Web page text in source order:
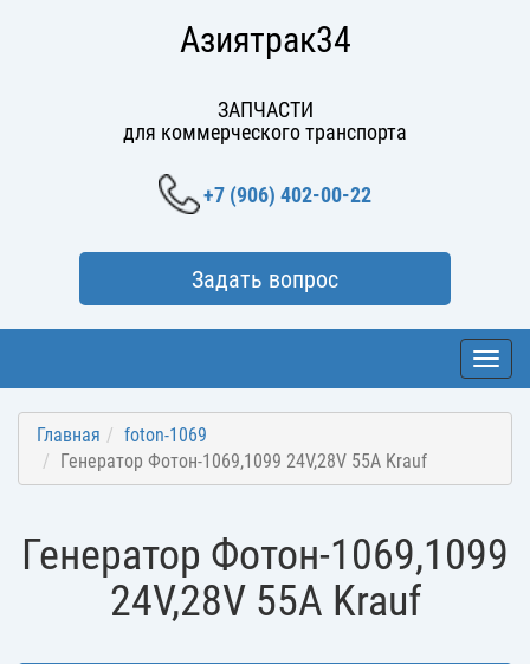
Азиятрак34
ЗАПЧАСТИ
для коммерческого транспорта
+7 (906) 402-00-22
Задать вопрос
Главная
foton-1069
Генератор Фотон-1069,1099 24V,28V 55A Krauf
Генератор Фотон-1069,1099
24V,28V 55A Krauf